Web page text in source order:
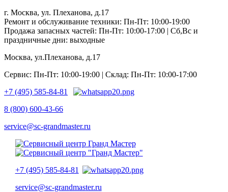
г. Москва, ул. Плеханова, д.17
Ремонт и обслуживание техники: Пн-Пт: 10:00-19:00
Продажа запасных частей: Пн-Пт: 10:00-17:00 | Сб,Вс и
праздничные дни: выходные
Москва, ул.Плеханова, д.17
Сервис: Пн-Пт: 10:00-19:00 | Склад: Пн-Пт: 10:00-17:00
+7 (495) 585-84-81
8 (800) 600-43-66
service@sc-grandmaster.ru
+7 (495) 585-84-81
service@sc-grandmaster.ru